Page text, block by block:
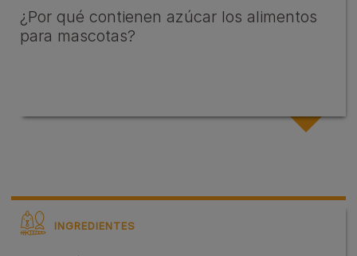
¿Por qué contienen azúcar los alimentos
para mascotas?
INGREDIENTES